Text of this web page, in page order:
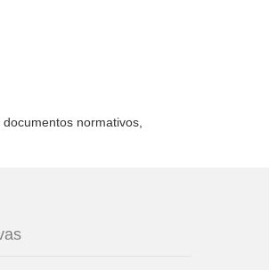
normativos,